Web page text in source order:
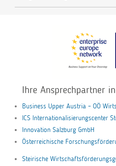
Ihre Ansprechpartner
Business Upper Austria – OÖ
ICS Internationalisierungscenter
Innovation Salzburg GmbH
Österreichische
Steirische